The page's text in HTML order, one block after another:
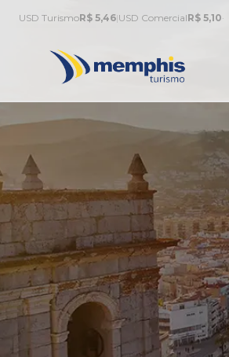
USD TurismoR$ 5,46|USD ComercialR$ 5,10